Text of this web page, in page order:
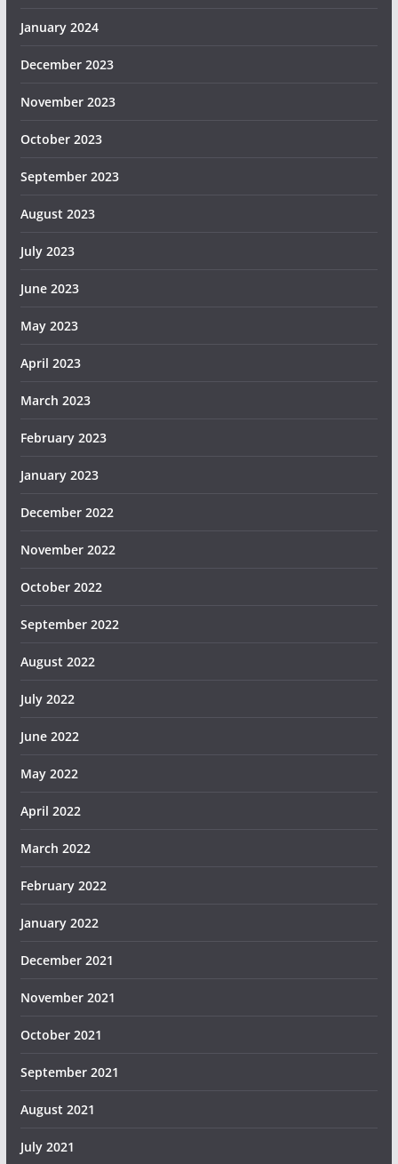
January 2024
December 2023
November 2023
October 2023
September 2023
August 2023
July 2023
June 2023
May 2023
April 2023
March 2023
February 2023
January 2023
December 2022
November 2022
October 2022
September 2022
August 2022
July 2022
June 2022
May 2022
April 2022
March 2022
February 2022
January 2022
December 2021
November 2021
October 2021
September 2021
August 2021
July 2021